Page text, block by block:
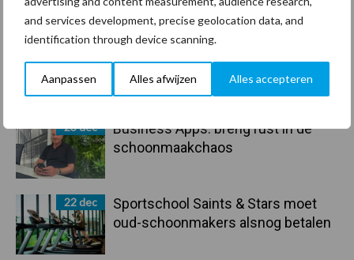
and services development, precise geolocation data, and
identification through device scanning.
Aanpassen Alles afwijzen Alles accepteren
maar innoveren is mijn toekomst”
vrienden voor het leven
23 dec
Business Apps: breng rust in de
schoonmaakchaos
22 dec
Sportschool Saints & Stars moet
oud-schoonmakers alsnog betalen